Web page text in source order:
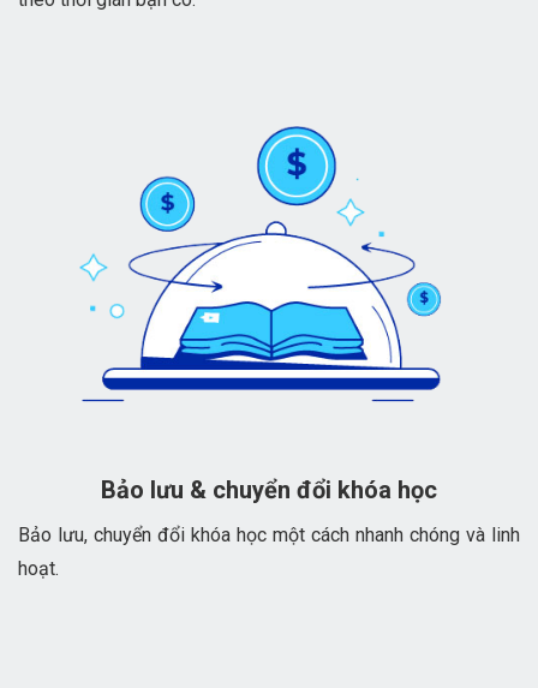
Bảo lưu & chuyển đổi khóa học
Bảo lưu, chuyển đổi khóa học một cách nhanh chóng và linh
hoạt.